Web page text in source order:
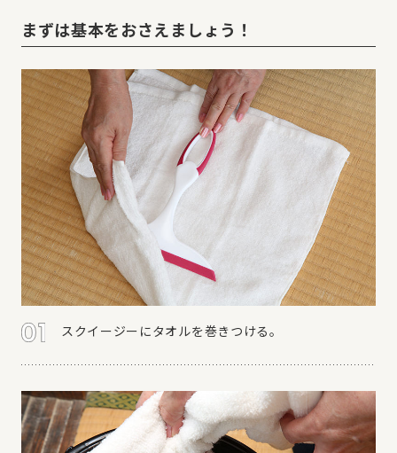
まずは基本をおさえましょう！
スクイージーにタオルを巻きつける。